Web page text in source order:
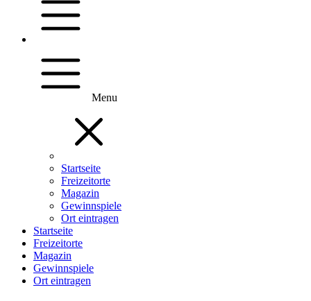
Menu
Startseite
Freizeitorte
Magazin
Gewinnspiele
Ort eintragen
Startseite
Freizeitorte
Magazin
Gewinnspiele
Ort eintragen